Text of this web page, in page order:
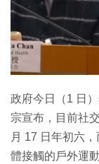
政府今日（1 日
宗宣布，目前社
月 17 日年初六
體接觸的戶外運